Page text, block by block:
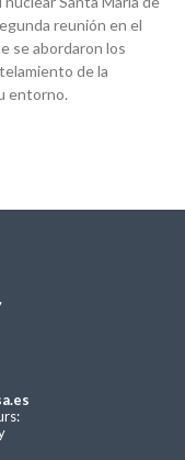
reunión en el
se abordaron los
de la
entorno.